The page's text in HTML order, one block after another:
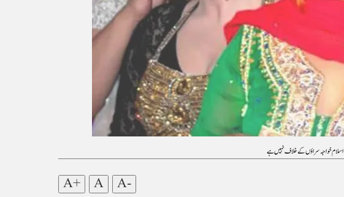
اسلام خواجہ سراؤں کے خلاف نہیں ہے
A+ A A-